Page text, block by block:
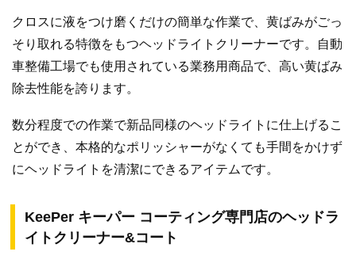
クロスに液をつけ磨くだけの簡単な作業で、黄ばみがごっ
そり取れる特徴をもつヘッドライトクリーナーです。自動
車整備工場でも使用されている業務用商品で、高い黄ばみ
除去性能を誇ります。
数分程度での作業で新品同様のヘッドライトに仕上げるこ
とができ、本格的なポリッシャーがなくても手間をかけず
にヘッドライトを清潔にできるアイテムです。
KeePer キーパー コーティング専門店のヘッドラ
イトクリーナー&コート